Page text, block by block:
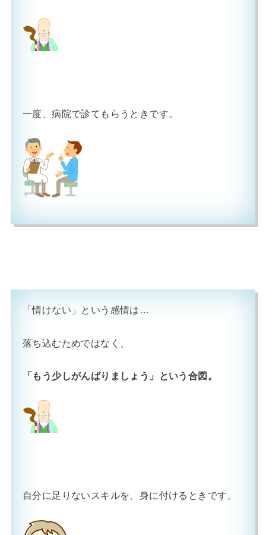
一度、病院で診てもらうときです。
「情けない」という感情は…
落ち込むためではなく、
「もう少しがんばりましょう」という合図。
自分に足りないスキルを、身に付けるときです。